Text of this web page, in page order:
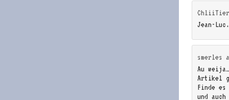
Jean-Luc.
smerles
Au
Artikel
Finde
und